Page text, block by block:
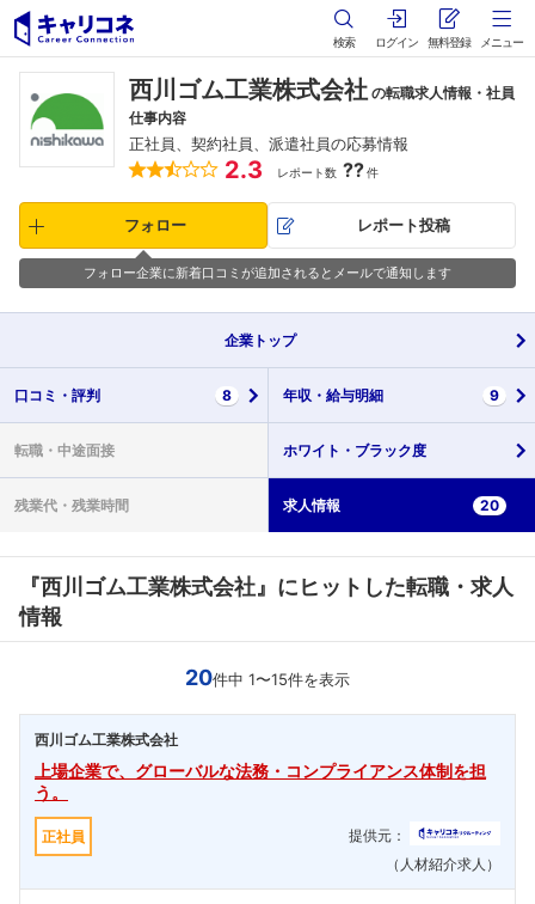
検索 ログイン 無料登録 メニュー
西川ゴム工業株式会社 の転職求人情報・社員
仕事内容
正社員、契約社員、派遣社員の応募情報
2.3 レポート数 ??件
フォロー レポート投稿
フォロー企業に新着口コミが追加されるとメールで通知します
企業 トップ
口コミ・ 評判 8 年収・ 給与明細 9
転職・ 中途面接 ホワイト・ ブラック度
残業代・ 残業時間 求人情報 20
『西川ゴム工業株式会社』にヒットした転職・求人
情報
20件中 1〜15件を表示
西川ゴム工業株式会社
上場企業で、グローバルな法務・コンプライアンス体制を担
う。
正社員
提供元：
（人材紹介求人）